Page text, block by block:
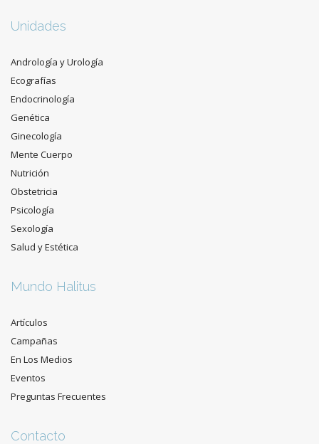
Unidades
Andrología y Urología
Ecografías
Endocrinología
Genética
Ginecología
Mente Cuerpo
Nutrición
Obstetricia
Psicología
Sexología
Salud y Estética
Mundo Halitus
Artículos
Campañas
En Los Medios
Eventos
Preguntas Frecuentes
Contacto